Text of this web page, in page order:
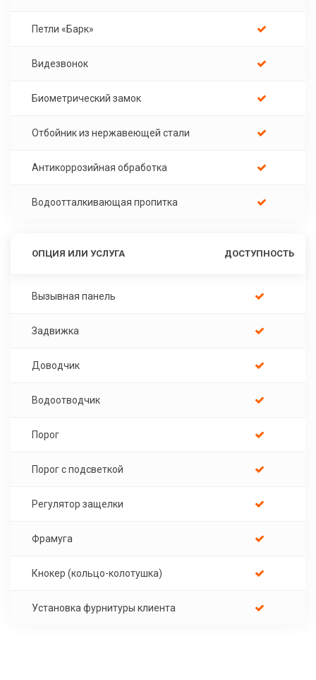
Петли «Барк»
Видезвонок
Биометрический замок
Отбойник из нержавеющей стали
Антикоррозийная обработка
Водоотталкивающая пропитка
ОПЦИЯ ИЛИ УСЛУГА ДОСТУПНОСТЬ
Вызывная панель
Задвижка
Доводчик
Водоотводчик
Порог
Порог с подсветкой
Регулятор защелки
Фрамуга
Кнокер (кольцо-колотушка)
Установка фурнитуры клиента